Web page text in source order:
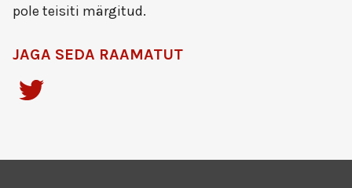
pole teisiti märgitud.
JAGA SEDA RAAMATUT